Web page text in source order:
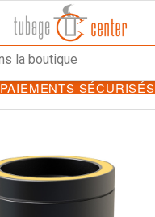
PAIEMENTS SÉCURISÉS